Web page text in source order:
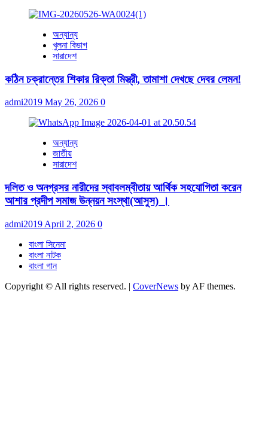
অন্যান্য
খুলনা বিভাগ
সারাদেশ
কঠিন চক্রান্তের শিকার রিক্তা মিস্ত্রী, তামাশা দেখছে দেবর লেমন!
admi2019 May 26, 2026 0
অন্যান্য
জাতীয়
সারাদেশ
দলিত ও অনগ্রসর নারীদের স্বাবলম্বীতায় আর্থিক সহযোগিতা করেন
আশার প্রদীপ সমাজ উন্নয়ন সংস্থা(আসুস) ।
admi2019 April 2, 2026 0
বাংলা সিনেমা
বাংলা নাটক
বাংলা গান
Copyright © All rights reserved. | CoverNews by AF themes.